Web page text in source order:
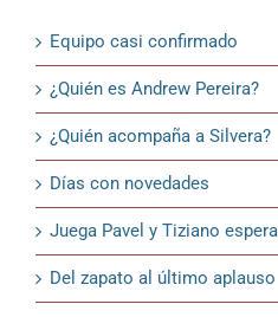
Equipo casi confirmado
¿Quién es Andrew Pereira?
¿Quién acompaña a Silvera?
Días con novedades
Juega Pavel y Tiziano espera
Del zapato al último aplauso